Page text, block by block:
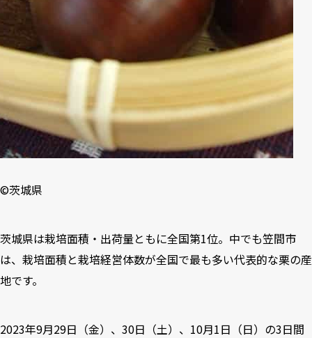
©️茨城県
茨城県は栽培面積・出荷量ともに全国第1位。中でも笠間市
は、栽培面積と栽培経営体数が全国で最も多い代表的な栗の産
地です。
2023年9月29日（金）、30日（土）、10月1日（日）の3日間